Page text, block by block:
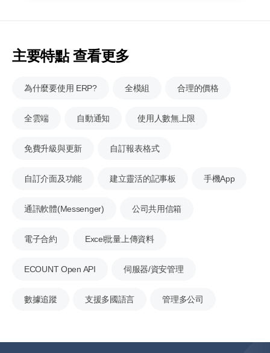
主要特點 查看更多
為什麼要使用 ERP? 全模組 合理的價格
全雲端 自動通知 使用人數無上限
免費升級與更新 自訂報表格式
自訂介面及功能 建立靈活的記事板 手機App
通訊軟體(Messenger) 公司共用信箱
電子合約 Excel批量上傳資料
ECOUNT Open API 伺服器/資安管理
數據追蹤 支援多國語言 管理多公司